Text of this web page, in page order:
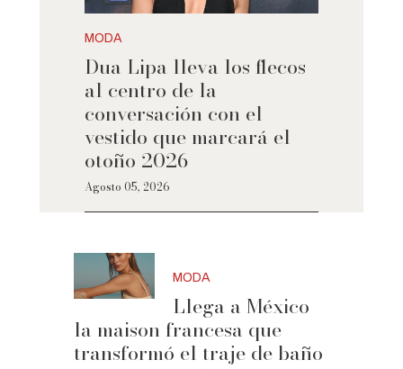
MODA
Dua Lipa lleva los flecos
al centro de la
conversación con el
vestido que marcará el
otoño 2026
Agosto 05, 2026
MODA
Llega a México
la maison francesa que
transformó el traje de baño